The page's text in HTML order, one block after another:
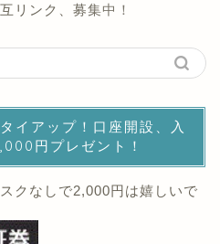
リンク、募集中！
イアップ！口座開設、入
円プレゼント！
クなしで2,000円は嬉しいで